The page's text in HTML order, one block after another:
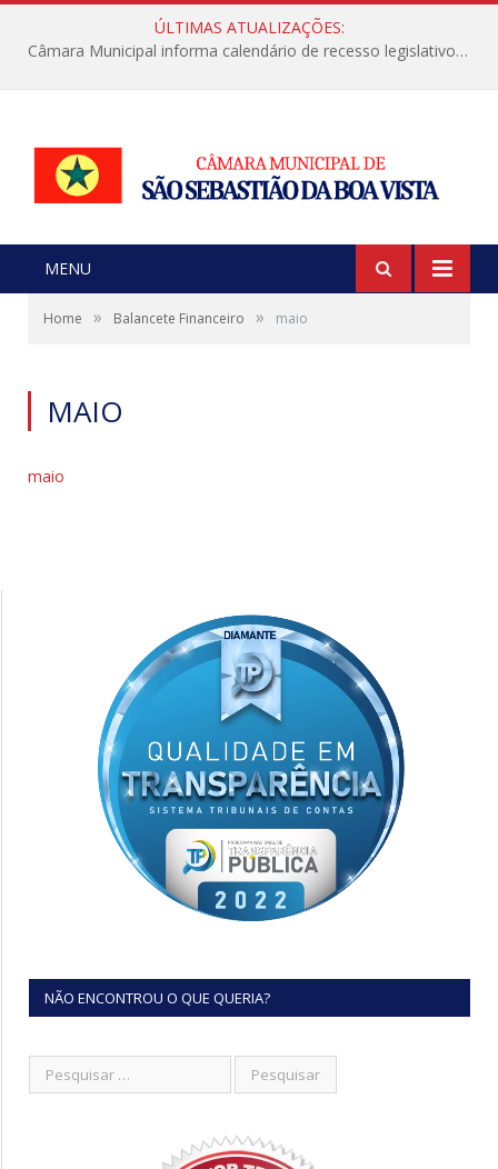
ÚLTIMAS ATUALIZAÇÕES:
Câmara Municipal informa calendário de recesso legislativo de julho
MENU
Home » Balancete Financeiro » maio
MAIO
maio
NÃO ENCONTROU O QUE QUERIA?